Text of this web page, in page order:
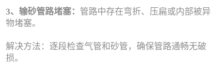
3、输砂管路堵塞： 管路中存在弯折、压扁或内部被异
物堵塞。
解决方法：逐段检查气管和砂管，确保管路通畅无破
损。